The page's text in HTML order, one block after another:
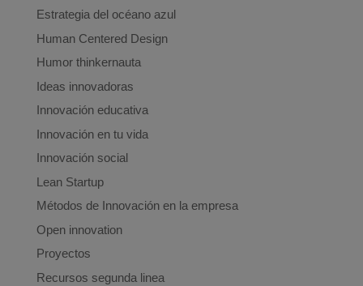
Estrategia del océano azul
Human Centered Design
Humor thinkernauta
Ideas innovadoras
Innovación educativa
Innovación en tu vida
Innovación social
Lean Startup
Métodos de Innovación en la empresa
Open innovation
Proyectos
Recursos segunda linea